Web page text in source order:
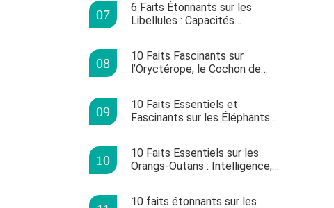
6 Faits Étonnants sur les
Libellules : Capacités
10 Faits Fascinants sur
l’Oryctérope, le Cochon de
10 Faits Essentiels et
Fascinants sur les Éléphants
10 Faits Essentiels sur les
Orangs-Outans : Intelligence,
10 faits étonnants sur les